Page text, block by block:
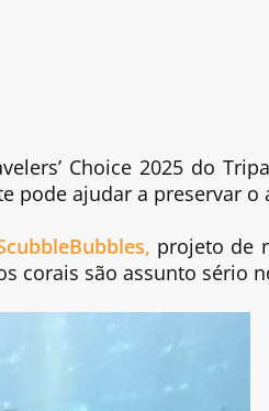
Choice 2025 do
pode ajudar a preservar o
projeto de
corais são assunto sério